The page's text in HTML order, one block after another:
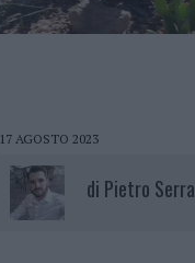
17 AGOSTO 2023
di Pietro Serra